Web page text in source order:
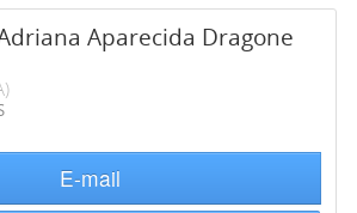
Aparecida Dragone
E-mail